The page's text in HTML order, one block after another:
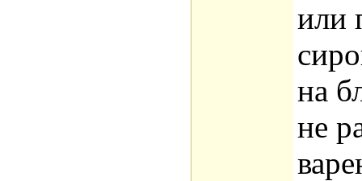
или
на
не